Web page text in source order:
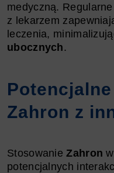
medyczną.
z lekarzem
leczenia,
ubocznych.
Zahron z
StosowanieZahron
potencjalnych